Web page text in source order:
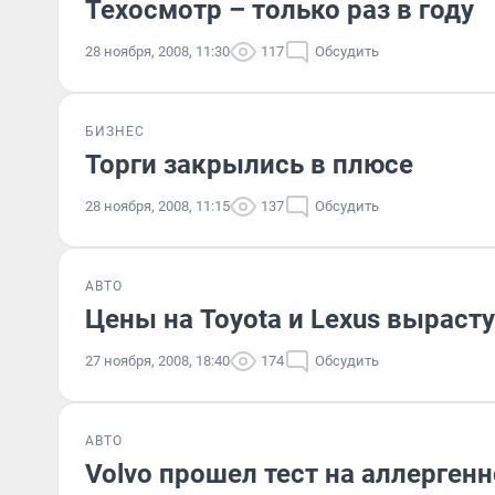
Техосмотр – только раз в году
28 ноября, 2008, 11:30 117 Обсудить
БИЗНЕС
Торги закрылись в плюсе
28 ноября, 2008, 11:15 137 Обсудить
АВТО
Цены на Toyota и Lexus
27 ноября, 2008, 18:40 174 Обсудить
АВТО
Volvo прошел тест на